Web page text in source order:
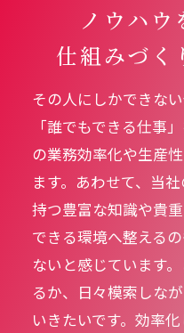
ノウハウ
仕組みづく
その人にしかできな
「誰でもできる仕事
の業務効率化や生産
ます。あわせて、当
持つ豊富な知識や貴
できる環境へ整える
ないと感じています
るか、日々模索しな
いきたいです。効率